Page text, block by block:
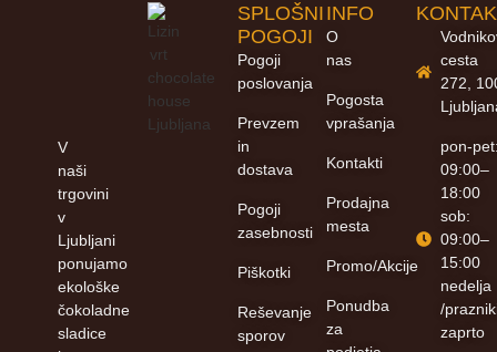
V
naši
trgovini
v
Ljubljani
ponujamo
ekološke
čokoladne
sladice
cesta
272,
pon-
09:00–
18:00
sob:
09:00–
15:00
nedelja
/
zaprto
INFO
O
nas
Pogosta
vprašanja
Kontakti
Prodajna
mesta
Promo/Akcije
Ponudba
za
SPLOŠNI
POGOJI
Pogoji
poslovanja
Prevzem
in
dostava
Pogoji
zasebnosti
Piškotki
Reševanje
sporov